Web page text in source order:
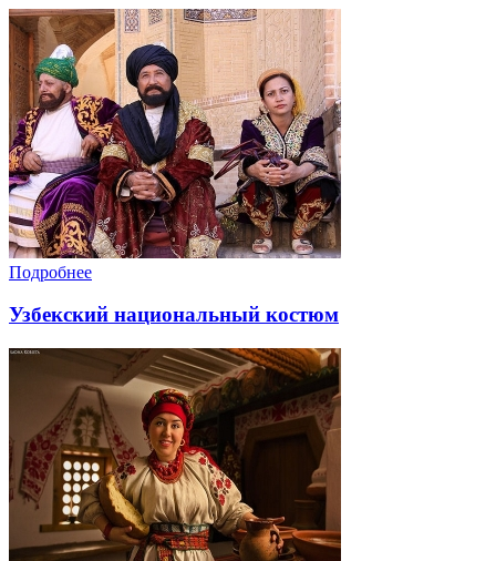
Подробнее
Узбекский национальный костюм